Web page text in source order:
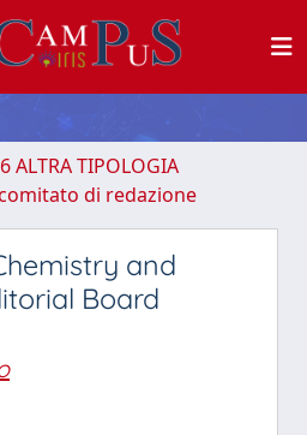
6 ALTRA TIPOLOGIA
di redazione
and
Board